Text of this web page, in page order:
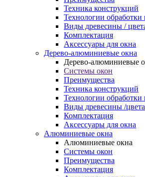
Техника конструкций
Технологии обработки
Виды древесины /
Комплектация
Аксессуары для окна
Дерево-алюминиевые окна
Дерево-алюминиевые
Системы окон
Преимущества
Техника конструкций
Технологии обработки
Виды древесины /цвета
Комплектация
Аксессуары для окна
Алюминиевые окна
Алюминиевые окна
Системы окон
Преимущества
Комплектация